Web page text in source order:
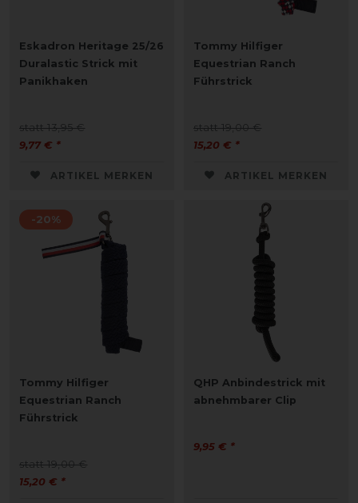
Eskadron Heritage 25/26
Duralastic Strick mit
Panikhaken
statt 13,95 €
9,77 € *
ARTIKEL MERKEN
Tommy Hilfiger
Equestrian Ranch
Führstrick
statt 19,00 €
15,20 € *
ARTIKEL MERKEN
-20%
Tommy Hilfiger
Equestrian Ranch
Führstrick
statt 19,00 €
15,20 € *
QHP Anbindestrick mit
abnehmbarer Clip
9,95 € *